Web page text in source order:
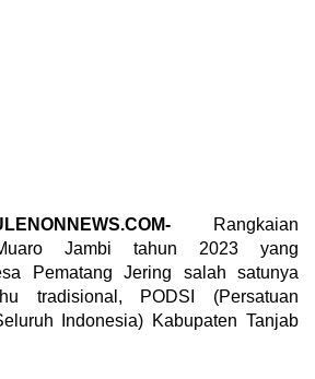
Rangkaian
Jambi tahun 2023 yang
Pematang Jering salah satunya
tradisional, PODSI (Persatuan
Indonesia) Kabupaten Tanjab